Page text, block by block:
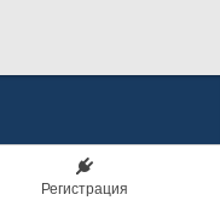
Регистрация